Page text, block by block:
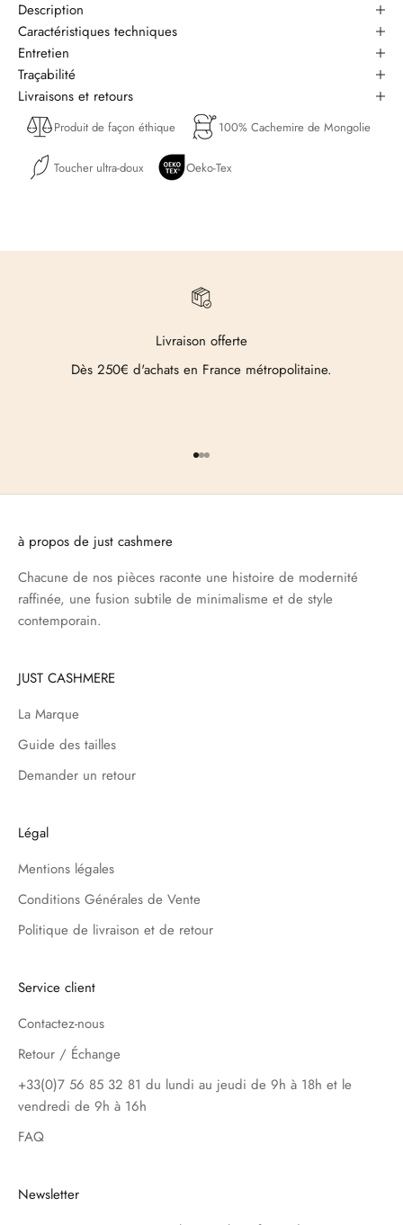
Description
Caractéristiques techniques
Entretien
Traçabilité
Livraisons et retours
Produit de façon éthique 100% Cachemire de Mongolie
Toucher ultra-doux Oeko-Tex
Livraison offerte
Dès 250€ d'achats en France métropolitaine.
Aller à l'élément 1
Aller à l'élément 2
Aller à l'élément 3
à propos de just cashmere
Chacune de nos pièces raconte une histoire de modernité
raffinée, une fusion subtile de minimalisme et de style
contemporain.
JUST CASHMERE
La Marque
Guide des tailles
Demander un retour
Légal
Mentions légales
Conditions Générales de Vente
Politique de livraison et de retour
Service client
Contactez-nous
Retour / Échange
+33(0)7 56 85 32 81 du lundi au jeudi de 9h à 18h et le
vendredi de 9h à 16h
FAQ
Newsletter